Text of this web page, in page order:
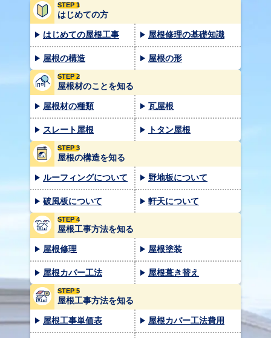
STEP 1
はじめての方
はじめての屋根工事 屋根修理の基礎知識
屋根の構造 屋根の形
STEP 2
屋根材のことを知る
屋根材の種類 瓦屋根
スレート屋根 トタン屋根
STEP 3
屋根の構造を知る
ルーフィングについて 野地板について
破風板について 軒天について
STEP 4
屋根工事方法を知る
屋根修理 屋根塗装
屋根カバー工法 屋根葺き替え
STEP 5
屋根工事方法を知る
屋根工事単価表 屋根カバー工法費用